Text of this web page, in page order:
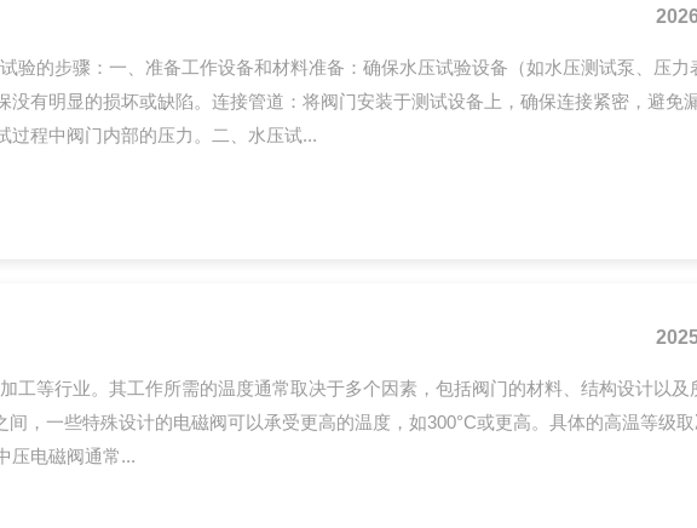
的步骤：一、准备工作设备和材料准备：确保水压试验设备（如水压测试泵、压力
有明显的损坏或缺陷。连接管道：将阀门安装于测试设备上，确保连接紧密，避免
过程中阀门内部的压力。二、水压试...
等行业。其工作所需的温度通常取决于多个因素，包括阀门的材料、结构设计以及
，一些特殊设计的电磁阀可以承受更高的温度，如300°C或更高。具体的高温等级
压电磁阀通常...